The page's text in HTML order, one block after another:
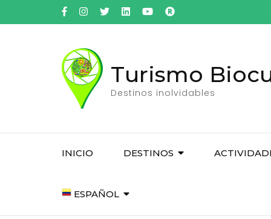
al
Turismo
Destinos inolvidables
INICIO DESTINOS
ESPAÑOL